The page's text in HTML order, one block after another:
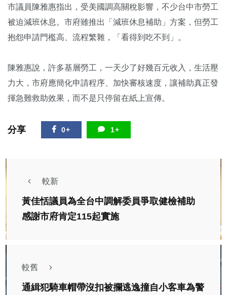
市議員陳雅惠指出，受美國調高關稅影響，不少台中市勞工
被迫減班休息。市府雖推出「減班休息補助」方案，但勞工
抱怨申請門檻高、流程繁雜，「看得到吃不到」。
陳雅惠說，許多基層勞工，一天少了好幾百元收入，生活壓
力大，市府應簡化申請程序、加快審核速度，讓補助真正發
揮急難救助效果，而不是只停留在紙上宣傳。
分享 0+ 1+
較新
黃佳恬議員為全台中調解委員爭取健檢補助
感謝市府肯定115起實施
較舊
通緝犯騎車帽帶沒扣被攔逃逸撞自小客車為警